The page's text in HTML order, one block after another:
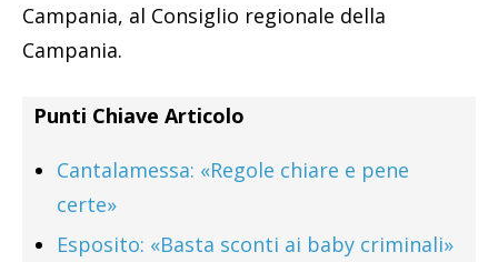
Campania, al Consiglio regionale della
Campania.
Punti Chiave Articolo
Cantalamessa: «Regole chiare e pene
certe»
Esposito: «Basta sconti ai baby criminali»